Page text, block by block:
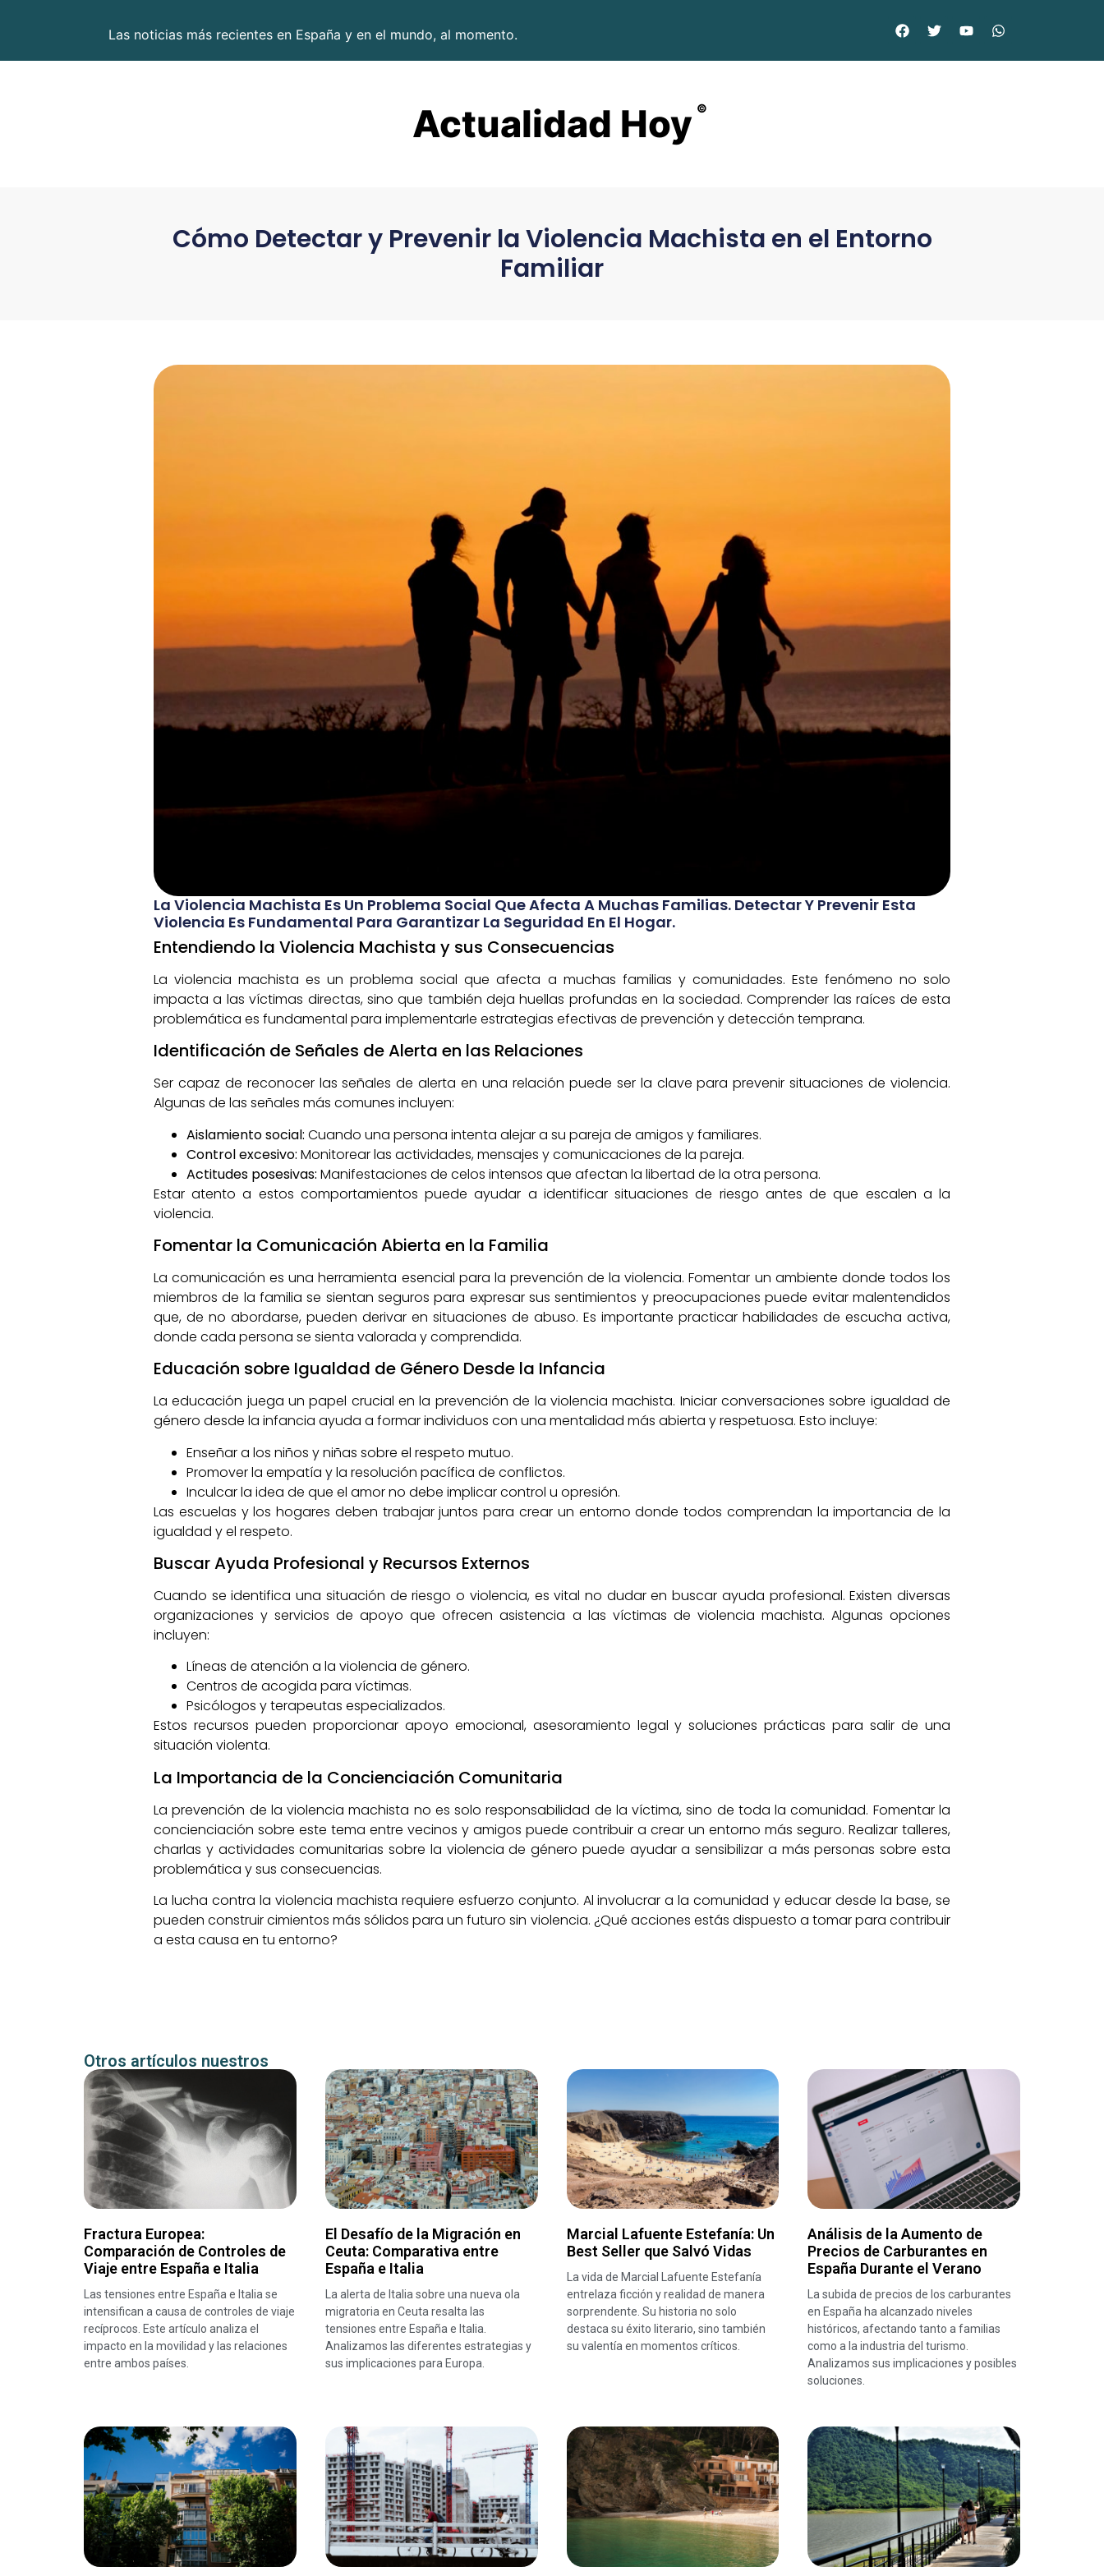
Las noticias más recientes en España y en el mundo, al momento.
Actualidad Hoy ©
Cómo Detectar y Prevenir la Violencia Machista en el Entorno
Familiar
La Violencia Machista Es Un Problema Social Que Afecta A Muchas Familias. Detectar Y Prevenir Esta
Violencia Es Fundamental Para Garantizar La Seguridad En El Hogar.
Entendiendo la Violencia Machista y sus Consecuencias
La violencia machista es un problema social que afecta a muchas familias y comunidades. Este fenómeno no solo
impacta a las víctimas directas, sino que también deja huellas profundas en la sociedad. Comprender las raíces de esta
problemática es fundamental para implementarle estrategias efectivas de prevención y detección temprana.
Identificación de Señales de Alerta en las Relaciones
Ser capaz de reconocer las señales de alerta en una relación puede ser la clave para prevenir situaciones de violencia.
Algunas de las señales más comunes incluyen:
Aislamiento social: Cuando una persona intenta alejar a su pareja de amigos y familiares.
Control excesivo: Monitorear las actividades, mensajes y comunicaciones de la pareja.
Actitudes posesivas: Manifestaciones de celos intensos que afectan la libertad de la otra persona.
Estar atento a estos comportamientos puede ayudar a identificar situaciones de riesgo antes de que escalen a la
violencia.
Fomentar la Comunicación Abierta en la Familia
La comunicación es una herramienta esencial para la prevención de la violencia. Fomentar un ambiente donde todos los
miembros de la familia se sientan seguros para expresar sus sentimientos y preocupaciones puede evitar malentendidos
que, de no abordarse, pueden derivar en situaciones de abuso. Es importante practicar habilidades de escucha activa,
donde cada persona se sienta valorada y comprendida.
Educación sobre Igualdad de Género Desde la Infancia
La educación juega un papel crucial en la prevención de la violencia machista. Iniciar conversaciones sobre igualdad de
género desde la infancia ayuda a formar individuos con una mentalidad más abierta y respetuosa. Esto incluye:
Enseñar a los niños y niñas sobre el respeto mutuo.
Promover la empatía y la resolución pacífica de conflictos.
Inculcar la idea de que el amor no debe implicar control u opresión.
Las escuelas y los hogares deben trabajar juntos para crear un entorno donde todos comprendan la importancia de la
igualdad y el respeto.
Buscar Ayuda Profesional y Recursos Externos
Cuando se identifica una situación de riesgo o violencia, es vital no dudar en buscar ayuda profesional. Existen diversas
organizaciones y servicios de apoyo que ofrecen asistencia a las víctimas de violencia machista. Algunas opciones
incluyen:
Líneas de atención a la violencia de género.
Centros de acogida para víctimas.
Psicólogos y terapeutas especializados.
Estos recursos pueden proporcionar apoyo emocional, asesoramiento legal y soluciones prácticas para salir de una
situación violenta.
La Importancia de la Concienciación Comunitaria
La prevención de la violencia machista no es solo responsabilidad de la víctima, sino de toda la comunidad. Fomentar la
concienciación sobre este tema entre vecinos y amigos puede contribuir a crear un entorno más seguro. Realizar talleres,
charlas y actividades comunitarias sobre la violencia de género puede ayudar a sensibilizar a más personas sobre esta
problemática y sus consecuencias.
La lucha contra la violencia machista requiere esfuerzo conjunto. Al involucrar a la comunidad y educar desde la base, se
pueden construir cimientos más sólidos para un futuro sin violencia. ¿Qué acciones estás dispuesto a tomar para contribuir
a esta causa en tu entorno?
Otros artículos nuestros
Fractura Europea:
Comparación de Controles de
Viaje entre España e Italia
Las tensiones entre España e Italia se
intensifican a causa de controles de viaje
recíprocos. Este artículo analiza el
impacto en la movilidad y las relaciones
entre ambos países.
El Desafío de la Migración en
Ceuta: Comparativa entre
España e Italia
La alerta de Italia sobre una nueva ola
migratoria en Ceuta resalta las
tensiones entre España e Italia.
Analizamos las diferentes estrategias y
sus implicaciones para Europa.
Marcial Lafuente Estefanía: Un
Best Seller que Salvó Vidas
La vida de Marcial Lafuente Estefanía
entrelaza ficción y realidad de manera
sorprendente. Su historia no solo
destaca su éxito literario, sino también
su valentía en momentos críticos.
Análisis de la Aumento de
Precios de Carburantes en
España Durante el Verano
La subida de precios de los carburantes
en España ha alcanzado niveles
históricos, afectando tanto a familias
como a la industria del turismo.
Analizamos sus implicaciones y posibles
soluciones.